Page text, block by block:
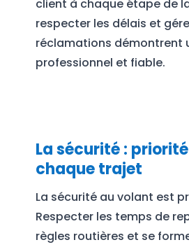
client à chaque étape de
respecter les délais et
réclamations démontrent
professionnel et fiable.
La sécurité :
chaque trajet
La sécurité au volant est
Respecter les temps de
règles routières et se